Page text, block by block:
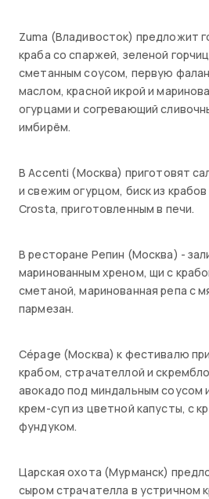
Zuma (Владивосток) предложит
краба со спаржей, зеленой
сметанным соусом, первую
маслом, красной икрой и
огурцами и согревающий
имбирём.
В Accenti (Москва) приготовят
и свежим огурцом, биск из
Crosta, приготовленным в печи.
В ресторане Репин (Москва) -
маринованным хреном, щи с
сметаной, маринованная репа с
пармезан.
Cépage (Москва) к фестивалю
крабом, страчателлой и
авокадо под миндальным соусом
крем-суп из цветной капусты, с
фундуком.
Царская охота (Мурманск)
сыром страчателла в устричном